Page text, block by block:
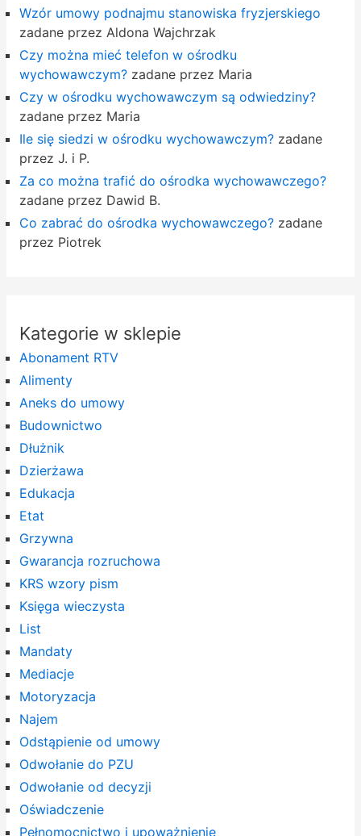
Wzór umowy podnajmu stanowiska fryzjerskiego
zadane przez Aldona Wajchrzak
Czy można mieć telefon w ośrodku
wychowawczym?zadane przez Maria
Czy w ośrodku wychowawczym są odwiedziny?
zadane przez Maria
Ile się siedzi w ośrodku wychowawczym?zadane
przez J. i P.
Za co można trafić do ośrodka wychowawczego?
zadane przez Dawid B.
Co zabrać do ośrodka wychowawczego?zadane
przez Piotrek
Kategorie w sklepie
Abonament RTV
Alimenty
Aneks do umowy
Budownictwo
Dłużnik
Dzierżawa
Edukacja
Etat
Grzywna
Gwarancja rozruchowa
KRS wzory pism
Księga wieczysta
List
Mandaty
Mediacje
Motoryzacja
Najem
Odstąpienie od umowy
Odwołanie do PZU
Odwołanie od decyzji
Oświadczenie
Pełnomocnictwo i upoważnienie